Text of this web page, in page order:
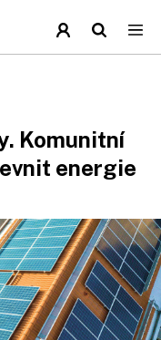
Komunitní
energie